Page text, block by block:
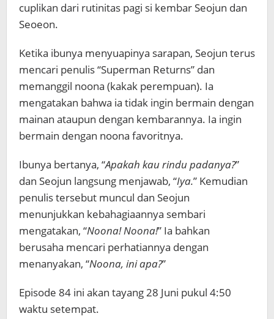
cuplikan dari rutinitas pagi si kembar Seojun dan
Seoeon.
Ketika ibunya menyuapinya sarapan, Seojun terus
mencari penulis “Superman Returns” dan
memanggil noona (kakak perempuan). Ia
mengatakan bahwa ia tidak ingin bermain dengan
mainan ataupun dengan kembarannya. Ia ingin
bermain dengan noona favoritnya.
Ibunya bertanya, “Apakah kau rindu padanya?”
dan Seojun langsung menjawab, “Iya.” Kemudian
penulis tersebut muncul dan Seojun
menunjukkan kebahagiaannya sembari
mengatakan, “Noona! Noona!” Ia bahkan
berusaha mencari perhatiannya dengan
menanyakan, “Noona, ini apa?”
Episode 84 ini akan tayang 28 Juni pukul 4:50
waktu setempat.